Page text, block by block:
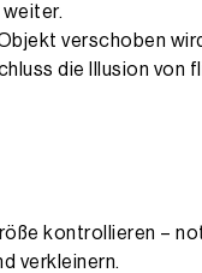
weiter.
verschoben
die Illusion von
kontrollieren –
verkleinern.